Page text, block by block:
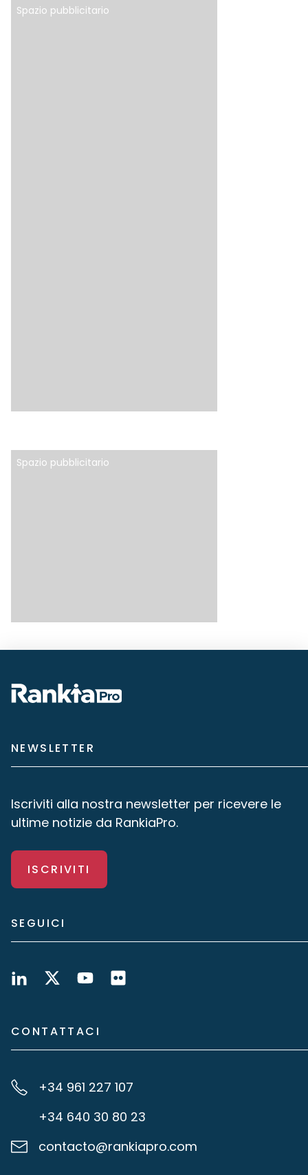
Spazio pubblicitario
Spazio pubblicitario
NEWSLETTER
Iscriviti alla nostra newsletter per ricevere le
ultime notizie da RankiaPro.
ISCRIVITI
SEGUICI
CONTATTACI
+34 961 227 107
+34 640 30 80 23
contacto@rankiapro.com